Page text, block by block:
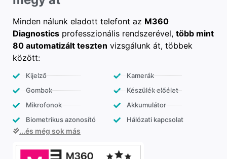
Minden nálunk eladott telefont az M360
Diagnostics professzionális rendszerével, több mint
80 automatizált teszten vizsgálunk át, többek
között:
Kijelző
Gombok
Mikrofonok
Biometrikus azonosító
Kamerák
Készülék előélet
Akkumulátor
Hálózati kapcsolat
...és még sok más